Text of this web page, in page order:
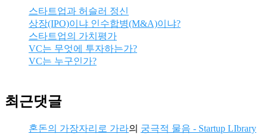
스타트업과 허슬러 정신
상장(IPO)이냐 인수합병(M&A)이냐?
스타트업의 가치평가
VC는 무엇에 투자하는가?
VC는 누구인가?
최근댓글
혼돈의 가장자리로 가라의 궁극적 물음 - Startup LIbrary